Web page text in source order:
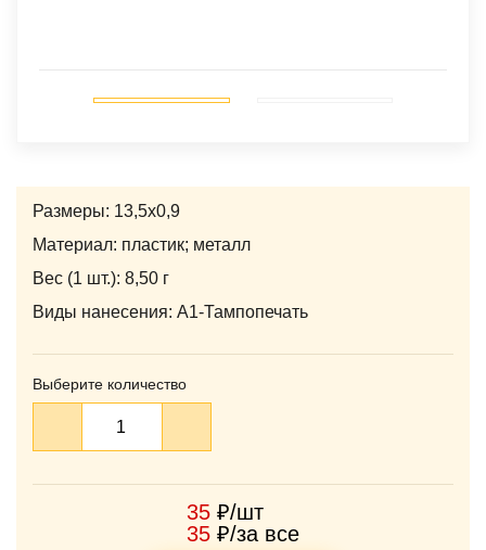
Размеры: 13,5х0,9
Материал: пластик; металл
Вес (1 шт.): 8,50 г
Виды нанесения: A1-Тампопечать
Выберите количество
35 ₽/шт
35 ₽/за все